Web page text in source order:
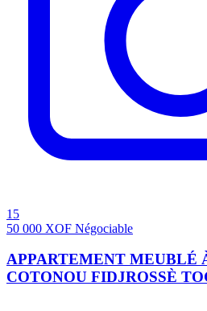
15
50 000 XOF Négociable
APPARTEMENT MEUBLÉ
COTONOU FIDJROSSÈ